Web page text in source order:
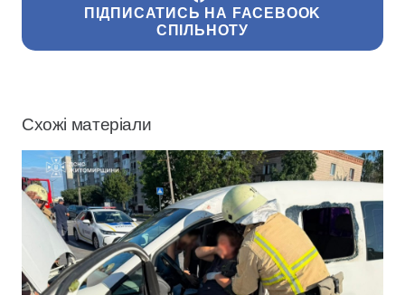
ПІДПИСАТИСЬ НА FACEBOOK
СПІЛЬНОТУ
Схожі матеріали